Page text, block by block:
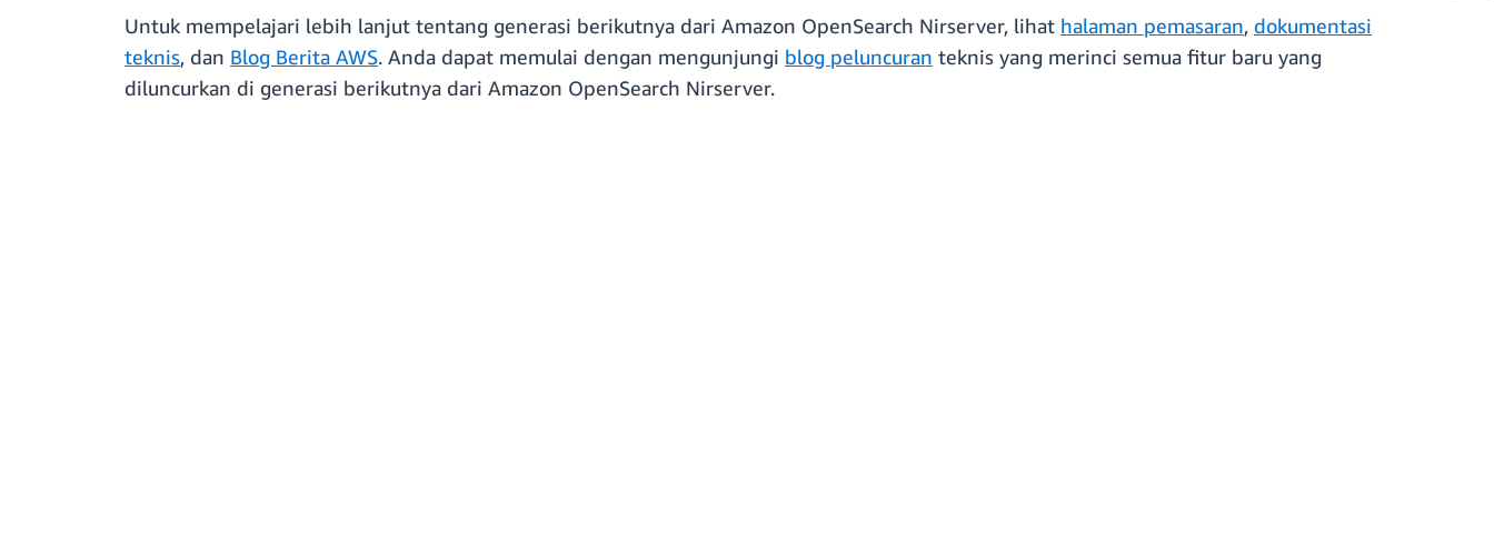
Untuk mempelajari lebih lanjut tentang generasi berikutnya dari Amazon OpenSearch Nirserver, lihat halaman pemasaran, dokumentasi
teknis, dan Blog Berita AWS. Anda dapat memulai dengan mengunjungi blog peluncuran teknis yang merinci semua fitur baru yang
diluncurkan di generasi berikutnya dari Amazon OpenSearch Nirserver.